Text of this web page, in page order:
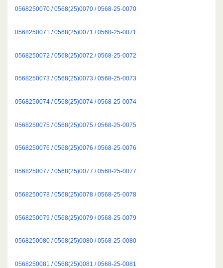
0568250070 / 0568(25)0070 / 0568-25-0070
0568250071 / 0568(25)0071 / 0568-25-0071
0568250072 / 0568(25)0072 / 0568-25-0072
0568250073 / 0568(25)0073 / 0568-25-0073
0568250074 / 0568(25)0074 / 0568-25-0074
0568250075 / 0568(25)0075 / 0568-25-0075
0568250076 / 0568(25)0076 / 0568-25-0076
0568250077 / 0568(25)0077 / 0568-25-0077
0568250078 / 0568(25)0078 / 0568-25-0078
0568250079 / 0568(25)0079 / 0568-25-0079
0568250080 / 0568(25)0080 / 0568-25-0080
0568250081 / 0568(25)0081 / 0568-25-0081